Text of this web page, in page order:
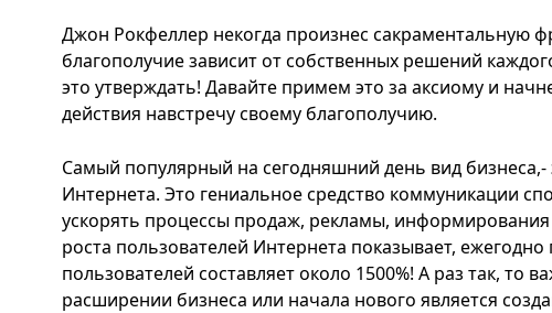
Джон Рокфеллер некогда произнес сакраментальную
благополучие зависит от собственных решений
это утверждать! Давайте примем это за аксиому и
действия навстречу своему благополучию.
Самый популярный на сегодняшний день вид
Интернета. Это гениальное средство коммуникации
ускорять процессы продаж, рекламы,
роста пользователей Интернета показывает,
пользователей составляет около 1500%! А раз так, то
расширении бизнеса или начала нового является